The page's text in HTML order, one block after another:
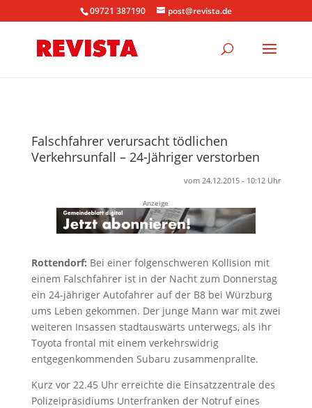
09721 387190 post@revista.de
Falschfahrer verursacht tödlichen
Verkehrsunfall – 24-Jähriger verstorben
vom 24.12.2015 - 10:12 Uhr
Anzeige
Rottendorf: Bei einer folgenschweren Kollision mit
einem Falschfahrer ist in der Nacht zum Donnerstag
ein 24-jähriger Autofahrer auf der B8 bei Würzburg
ums Leben gekommen. Der junge Mann war mit zwei
weiteren Insassen stadtauswärts unterwegs, als ihr
Toyota frontal mit einem verkehrswidrig
entgegenkommenden Subaru zusammenprallte.
Kurz vor 22.45 Uhr erreichte die Einsatzzentrale des
Polizeipräsidiums Unterfranken der Notruf eines